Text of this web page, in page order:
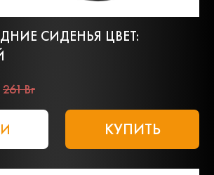
СИДЕНЬЯ ЦВЕТ:
261 Br
КУПИТЬ